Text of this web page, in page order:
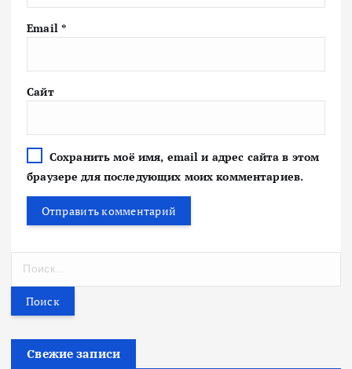
Email *
Сайт
Сохранить моё имя, email и адрес сайта в этом
браузере для последующих моих комментариев.
т
Свежие записи